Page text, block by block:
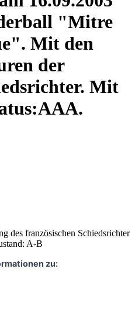
"Mitre
Mit den
der
Mit
des französischen Schiedsrichter
A-B
zu: